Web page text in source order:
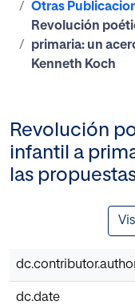
Otras
Revolución
primaria: un
Kenneth Koch
Revolución
infantil a
las
dc.date